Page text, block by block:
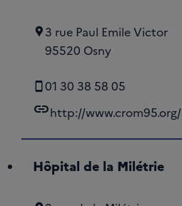
3 rue Paul Emile Victor
95520 Osny
01 30 38 58 05
linkhttp://www.crom95.org/
Hôpital de la Milétrie